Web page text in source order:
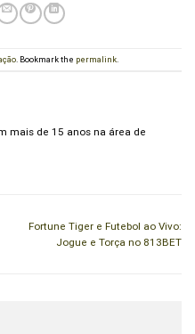
. Bookmark the permalink.
mais de 15 anos na área de
Fortune Tiger e Futebol ao Vivo:
Jogue e Torça no 813BET